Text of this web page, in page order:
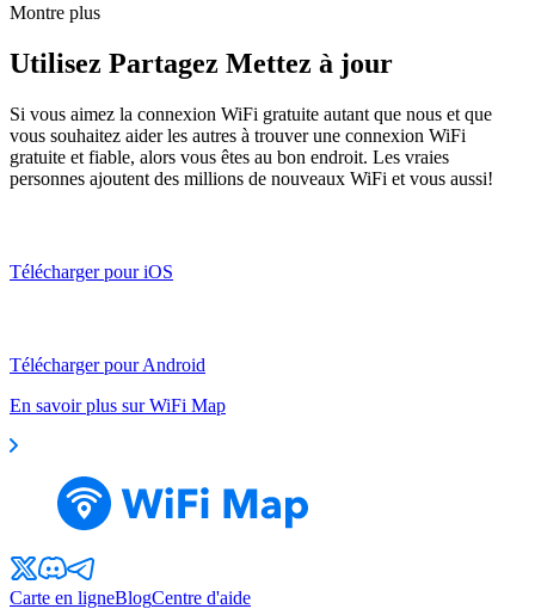
Montre plus
Utilisez Partagez Mettez à jour
Si vous aimez la connexion WiFi gratuite autant que nous et que
vous souhaitez aider les autres à trouver une connexion WiFi
gratuite et fiable, alors vous êtes au bon endroit. Les vraies
personnes ajoutent des millions de nouveaux WiFi et vous aussi!
Télécharger pour iOS
Télécharger pour Android
En savoir plus sur WiFi Map
Carte en ligneBlogCentre d'aide